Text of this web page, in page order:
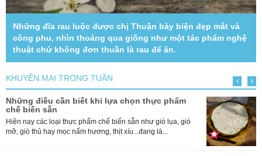
Những đĩa rau luộc được chị Thuận bày biện đẹp mắt và
công phu, nhìn thoáng qua giống như một tác phẩm nghệ
thuật chứ không đơn thuần là rau để ăn.
KHUYẾN MẠI TRONG TUẦN
Những điều cần biết khi lựa chọn thực phẩm
chế biến sẵn
Hiện nay các loại thực phẩm chế biến sẵn như giò lụa, giò
mỡ, giò thủ hay mọc nấm hương, thịt xíu...đang là...